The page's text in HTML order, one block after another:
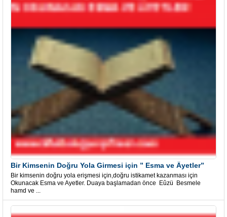
Bir Kimsenin Doğru Yola Girmesi için ” Esma ve Âyetler”
Bir kimsenin doğru yola erişmesi için,doğru istikamet kazanması için
Okunacak Esma ve Ayetler. Duaya başlamadan önce Eûzü Besmele
hamd ve ...